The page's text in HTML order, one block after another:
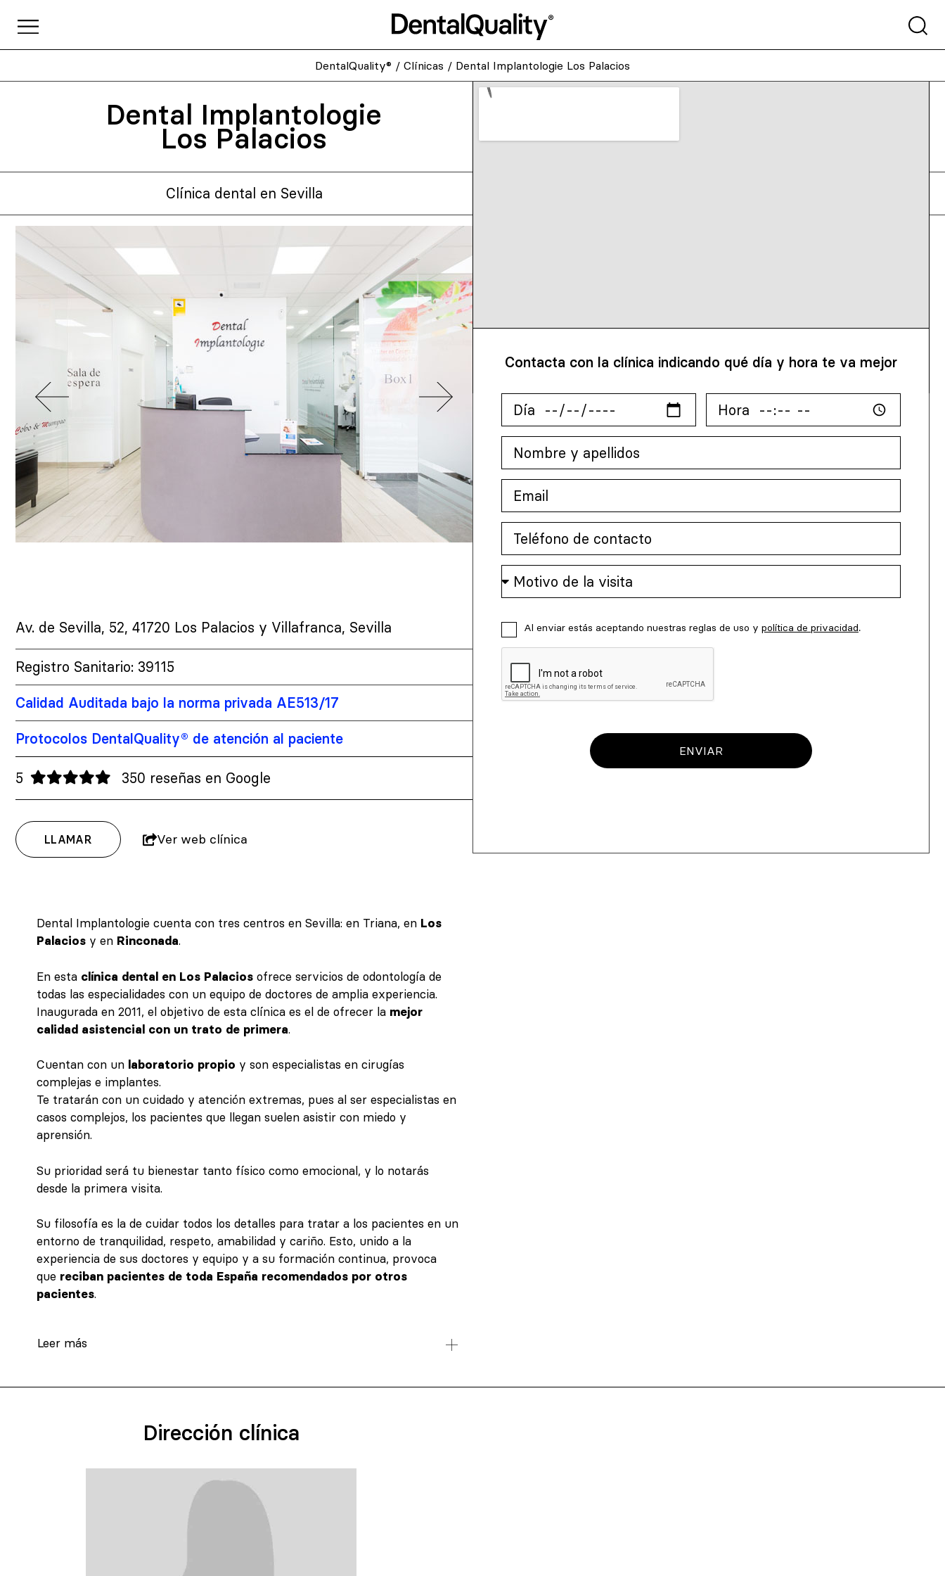
DentalQuality® / Clínicas / Dental Implantologie Los Palacios
Dental Implantologie
Los Palacios
Clínica dental en Sevilla
Av. de Sevilla, 52, 41720 Los Palacios y Villafranca, Sevilla
Registro Sanitario: 39115
Calidad Auditada bajo la norma privada AE513/17
Protocolos DentalQuality® de atención al paciente
5 350 reseñas en Google
LLAMAR Ver web clínica
Contacta con la clínica indicando qué día y hora te va mejor
Al enviar estás aceptando nuestras reglas de uso y política de privacidad.
ENVIAR
Dental Implantologie cuenta con tres centros en Sevilla: en Triana, en Los
Palacios y en Rinconada.
En esta clínica dental en Los Palacios ofrece servicios de odontología de
todas las especialidades con un equipo de doctores de amplia experiencia.
Inaugurada en 2011, el objetivo de esta clínica es el de ofrecer la mejor
calidad asistencial con un trato de primera.
Cuentan con un laboratorio propio y son especialistas en cirugías
complejas e implantes.
Te tratarán con un cuidado y atención extremas, pues al ser especialistas en
casos complejos, los pacientes que llegan suelen asistir con miedo y
aprensión.
Su prioridad será tu bienestar tanto físico como emocional, y lo notarás
desde la primera visita.
Su filosofía es la de cuidar todos los detalles para tratar a los pacientes en un
entorno de tranquilidad, respeto, amabilidad y cariño. Esto, unido a la
experiencia de sus doctores y equipo y a su formación continua, provoca
que reciban pacientes de toda España recomendados por otros
pacientes.
Leer más
Dirección clínica